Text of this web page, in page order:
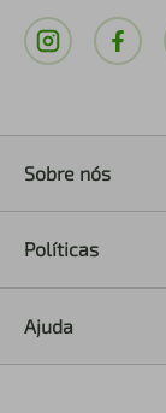
Sobre nós
Políticas
Ajuda